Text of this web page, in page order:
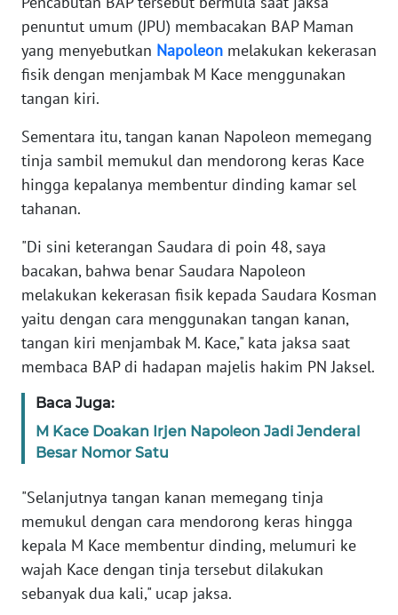
penuntut umum (JPU) membacakan BAP Maman
yang menyebutkan Napoleon melakukan kekerasan
fisik dengan menjambak M Kace menggunakan
tangan kiri.
Sementara itu, tangan kanan Napoleon memegang
tinja sambil memukul dan mendorong keras Kace
hingga kepalanya membentur dinding kamar sel
tahanan.
"Di sini keterangan Saudara di poin 48, saya
bacakan, bahwa benar Saudara Napoleon
melakukan kekerasan fisik kepada Saudara Kosman
yaitu dengan cara menggunakan tangan kanan,
tangan kiri menjambak M. Kace," kata jaksa saat
membaca BAP di hadapan majelis hakim PN Jaksel.
Baca Juga:
M Kace Doakan Irjen Napoleon Jadi Jenderal
Besar Nomor Satu
"Selanjutnya tangan kanan memegang tinja
memukul dengan cara mendorong keras hingga
kepala M Kace membentur dinding, melumuri ke
wajah Kace dengan tinja tersebut dilakukan
sebanyak dua kali," ucap jaksa.
MEDIA
SIBER
REDAKSI
DISCLAIMER
Wahana
Regional
WN
SUMUT
WN
JAKARTA
WN
JABAR
WN
BANTEN
WN
NTT